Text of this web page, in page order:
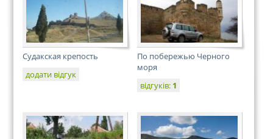
Судакская крепость
додати відгук
По побережью Черного
моря
відгуків: 1